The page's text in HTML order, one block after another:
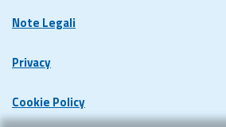
Note Legali
Privacy
Cookie Policy